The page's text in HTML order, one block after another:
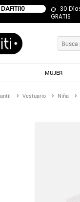
30
GRATIS
MUJER
Vestuario Niña